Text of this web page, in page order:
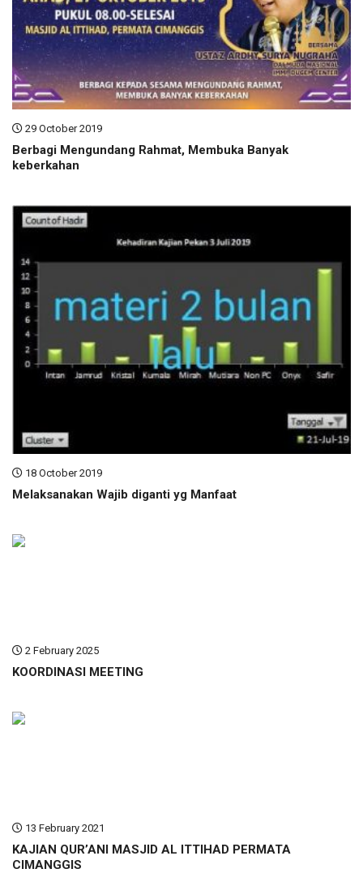
29 October 2019
Berbagi Mengundang Rahmat, Membuka Banyak
keberkahan
18 October 2019
Melaksanakan Wajib diganti yg Manfaat
2 February 2025
KOORDINASI MEETING
13 February 2021
KAJIAN QUR’ANI MASJID AL ITTIHAD PERMATA
CIMANGGIS